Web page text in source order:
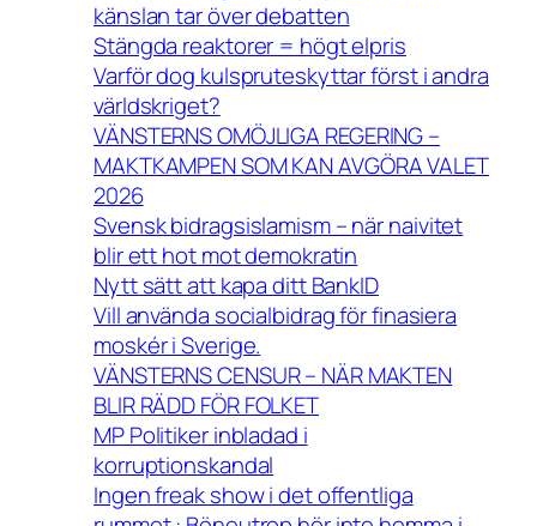
känslan tar över debatten
Stängda reaktorer = högt elpris
Varför dog kulspruteskyttar först i andra
världskriget?
VÄNSTERNS OMÖJLIGA REGERING –
MAKTKAMPEN SOM KAN AVGÖRA VALET
2026
Svensk bidragsislamism – när naivitet
blir ett hot mot demokratin
Nytt sätt att kapa ditt BankID
Vill använda socialbidrag för finasiera
moskér i Sverige.
VÄNSTERNS CENSUR – NÄR MAKTEN
BLIR RÄDD FÖR FOLKET
MP Politiker inbladad i
korruptionskandal
Ingen freak show i det offentliga